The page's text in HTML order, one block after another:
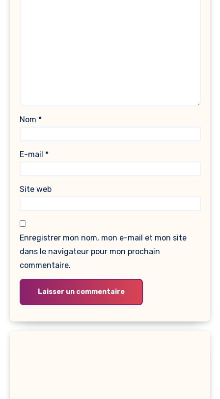
Nom *
E-mail *
Site web
Enregistrer mon nom, mon e-mail et mon site
dans le navigateur pour mon prochain
commentaire.